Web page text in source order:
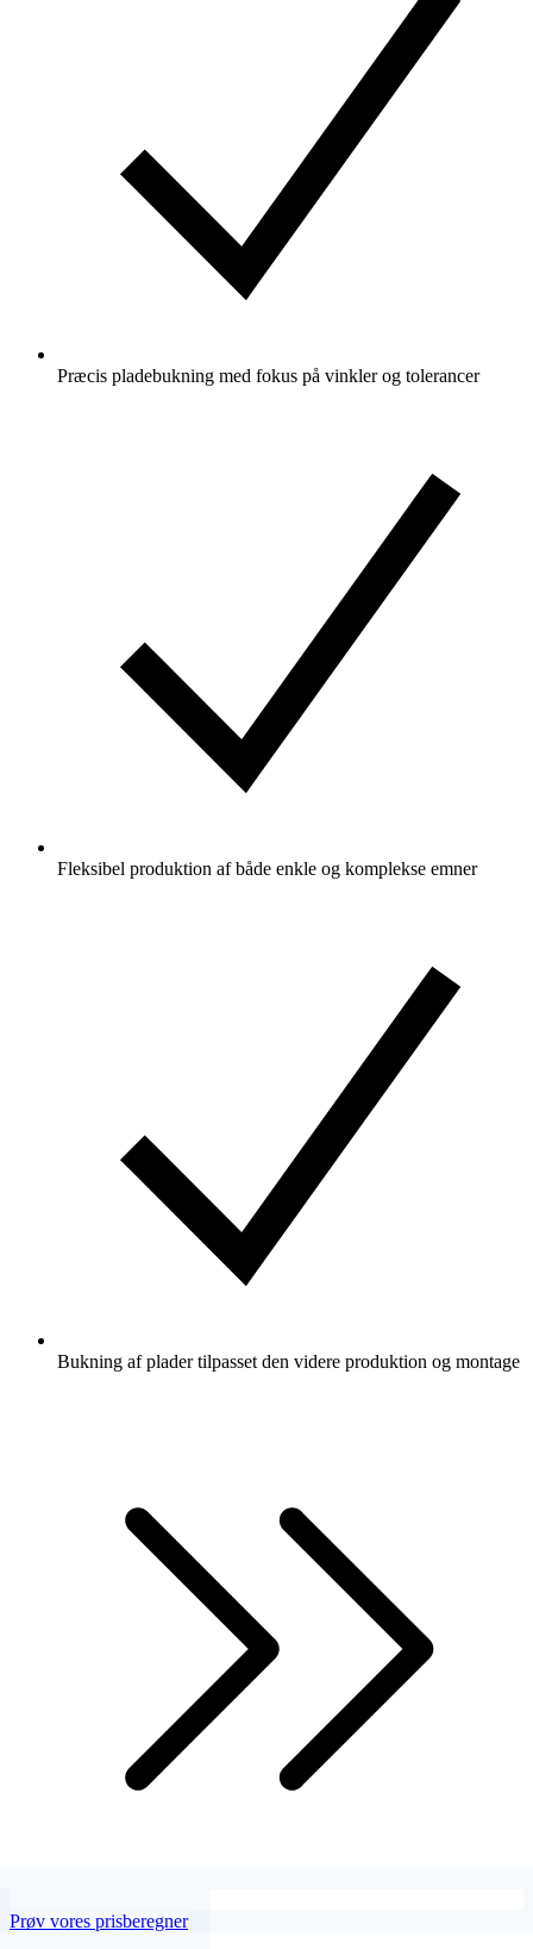
Præcis pladebukning med fokus på vinkler og tolerancer
Fleksibel produktion af både enkle og komplekse emner
Bukning af plader tilpasset den videre produktion og montage
Prøv vores prisberegner